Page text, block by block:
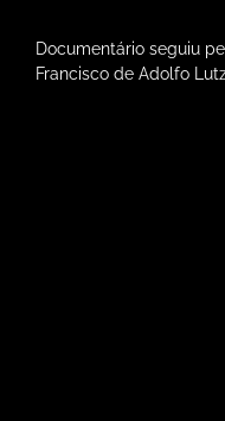
Documentário seguiu
Francisco de Adolfo